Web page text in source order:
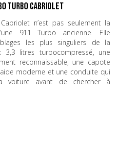
Turbo Cabriolet
n’est pas seulement la
911 Turbo ancienne. Elle
les plus singuliers de la
litres turbocompressé, une
reconnaissable, une capote
moderne et une conduite qui
voiture avant de chercher à